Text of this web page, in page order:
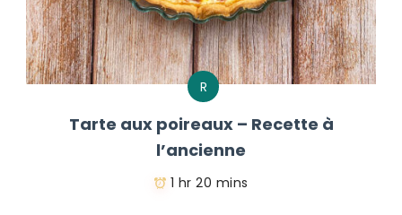
R
Tarte aux poireaux – Recette à
l’ancienne
1 hr 20 mins